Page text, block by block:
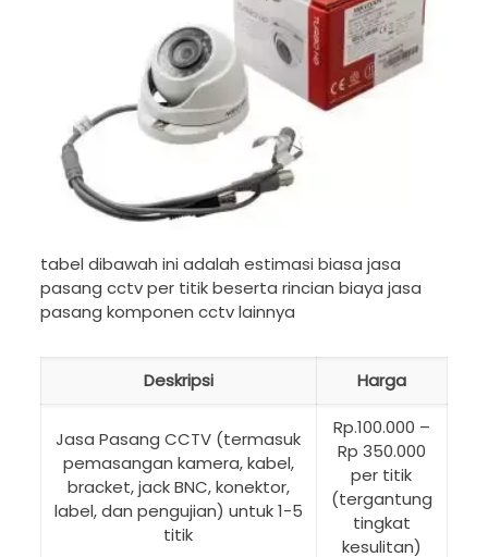
tabel dibawah ini adalah estimasi biasa jasa
pasang cctv per titik beserta rincian biaya jasa
pasang komponen cctv lainnya
Deskripsi Harga
Jasa Pasang CCTV (termasuk
pemasangan kamera, kabel,
bracket, jack BNC, konektor,
label, dan pengujian) untuk 1-5
titik
Rp.100.000 –
Rp 350.000
per titik
(tergantung
tingkat
kesulitan)